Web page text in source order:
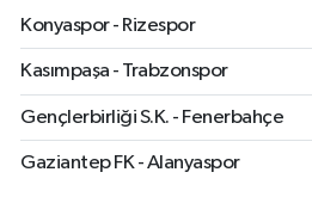
Konyaspor - Rizespor
Kasımpaşa - Trabzonspor
Gençlerbirliği S.K. - Fenerbahçe
Gaziantep FK - Alanyaspor